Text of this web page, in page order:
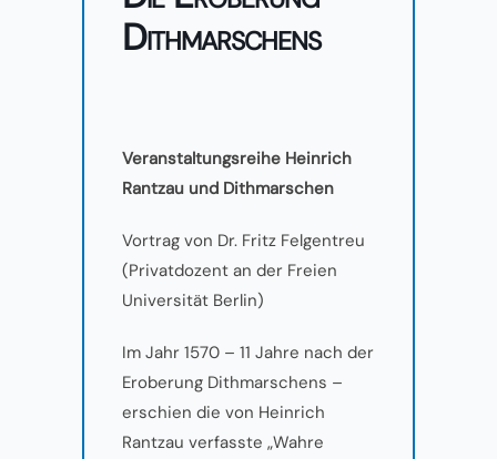
Dithmarschens
Veranstaltungsreihe Heinrich
Rantzau und Dithmarschen
Vortrag von Dr. Fritz Felgentreu
(Privatdozent an der Freien
Universität Berlin)
Im Jahr 1570 – 11 Jahre nach der
Eroberung Dithmarschens –
erschien die von Heinrich
Rantzau verfasste „Wahre